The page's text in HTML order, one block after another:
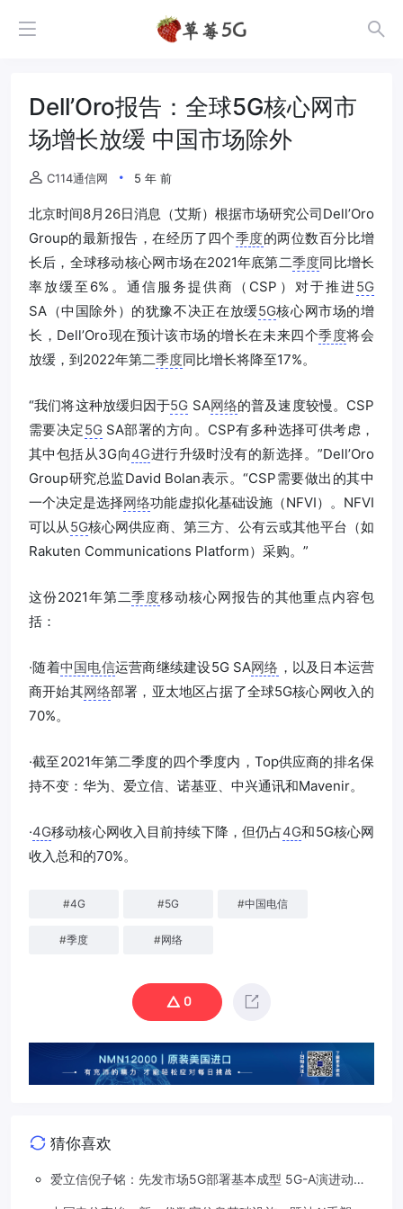
Dell’Oro报告：全球5G核心网市
场增长放缓 中国市场除外
C114通信网 5 年 前
北京时间8月26日消息（艾斯）根据市场研究公司Dell’Oro
Group的最新报告，在经历了四个季度的两位数百分比增
长后，全球移动核心网市场在2021年底第二季度同比增长
率放缓至6%。通信服务提供商（CSP）对于推进5G
SA（中国除外）的犹豫不决正在放缓5G核心网市场的增
长，Dell’Oro现在预计该市场的增长在未来四个季度将会
放缓，到2022年第二季度同比增长将降至17%。
“我们将这种放缓归因于5G SA网络的普及速度较慢。CSP
需要决定5GSA部署的方向。CSP有多种选择可供考虑，
其中包括从3G向4G进行升级时没有的新选择。”Dell’Oro
Group研究总监David Bolan表示。“CSP需要做出的其中
一个决定是选择网络功能虚拟化基础设施（NFVI）。NFVI
可以从 5G核心网供应商、第三方、公有云或其他平台（如
Rakuten Communications Platform）采购。”
这份2021年第二季度移动核心网报告的其他重点内容包
括：
·随着中国电信运营商继续建设5G SA网络 ，以及日本运营
商开始其网络部署，亚太地区占据了全球5G核心网收入的
70%。
·截至2021年第二季度的四个季度内，Top供应商的排名保
持不变：华为、爱立信、诺基亚、中兴通讯和Mavenir。
·4G移动核心网收入目前持续下降，但仍占4G和5G核心网
收入总和的70%。
#4G #5G #中国电信
#季度 #网络
0
猜你喜欢
爱立信倪子铭：先发市场5G部署基本成型 5G-A演进动能